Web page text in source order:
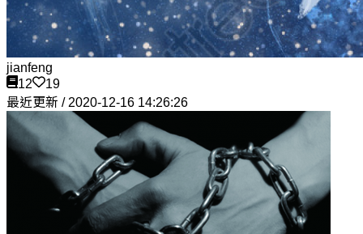
jianfeng
12
19
最近更新 / 2020-12-16 14:26:26